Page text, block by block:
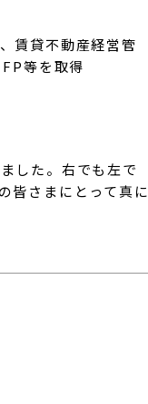
賃貸不動産経営管
等を取得
した。右でも左で
皆さまにとって真に